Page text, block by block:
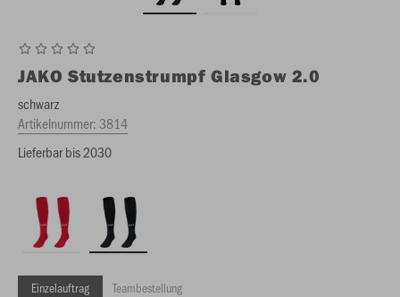
JAKO Stutzenstrumpf Glasgow 2.0
schwarz
Artikelnummer:3814
Lieferbar bis 2030
Einzelauftrag Teambestellung